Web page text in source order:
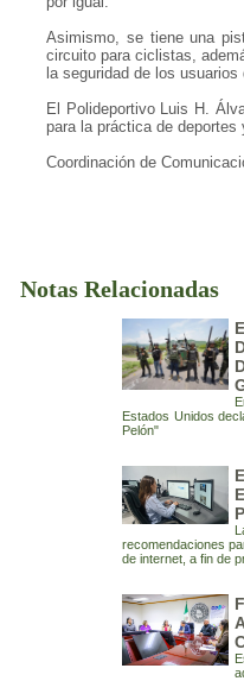
Asimismo, se tiene una
circuito para ciclistas,
la seguridad de los
El Polideportivo Luis H.
para la práctica de
Coordinación de
Notas Relacionadas
Estados Unidos
Pelón"
recomendaciones
de internet, a fin de